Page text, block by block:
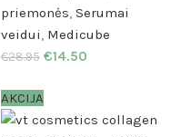
priemonės, Serumai
veidui, Medicube
€28.95 €14.50
AKCIJA